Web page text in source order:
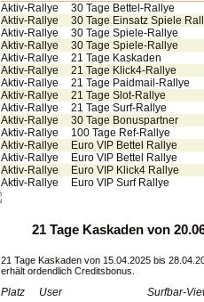
Aktiv-Rallye
30 Tage Bettel-Rallye
Aktiv-Rallye
30 Tage Einsatz Spiele
Aktiv-Rallye
30 Tage Spiele-Rallye
Aktiv-Rallye
30 Tage Spiele-Rallye
Aktiv-Rallye
21 Tage Kaskaden
Aktiv-Rallye
21 Tage Klick4-Rallye
Aktiv-Rallye
21 Tage Paidmail-Rallye
Aktiv-Rallye
21 Tage Slot-Rallye
Aktiv-Rallye
21 Tage Surf-Rallye
Aktiv-Rallye
30 Tage Bonuspartner
Aktiv-Rallye
100 Tage Ref-Rallye
Aktiv-Rallye
Euro VIP Bettel Rallye
Aktiv-Rallye
Euro VIP Bettel Rallye
Aktiv-Rallye
Euro VIP Klick4 Rallye
Aktiv-Rallye
Euro VIP Surf Rallye
21 Tage Kaskaden von
21 Tage Kaskaden von 15.04.2025 bis
erhält ordendlich Creditsbonus.
Platz User Surfbar-